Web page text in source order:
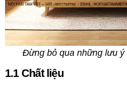
Đừng bỏ qua những lưu
1.1 Chất liệu